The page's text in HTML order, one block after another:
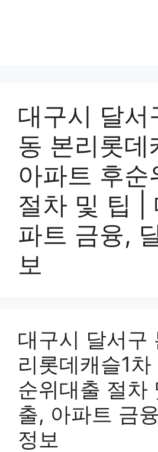
대구시 달서
동 본리롯데
아파트 후순
절차 및 팁 |
파트 금융,
보
대구시 달서구
리롯데캐슬1
순위대출 절차
출, 아파트 금
정보